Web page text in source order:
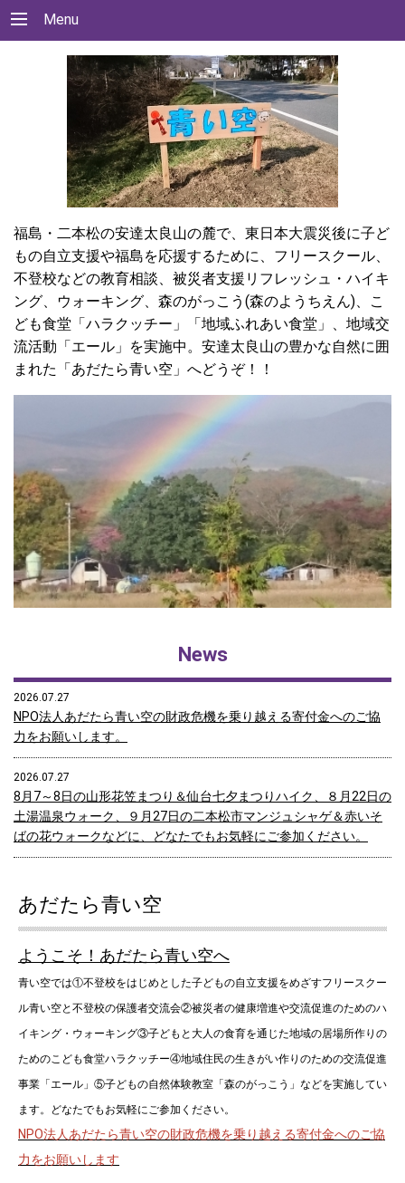
Menu
福島・二本松の安達太良山の麓で、東日本大震災後に子ど
もの自立支援や福島を応援するために、フリースクール、
不登校などの教育相談、被災者支援リフレッシュ・ハイキ
ング、ウォーキング、森のがっこう(森のようちえん)、こ
ども食堂「ハラクッチー」「地域ふれあい食堂」、地域交
流活動「エール」を実施中。安達太良山の豊かな自然に囲
まれた「あだたら青い空」へどうぞ！！
News
2026.07.27
NPO法人あだたら青い空の財政危機を乗り越える寄付金へのご協
力をお願いします。
2026.07.27
8月7～8日の山形花笠まつり＆仙台七夕まつりハイク、８月22日の
土湯温泉ウォーク、９月27日の二本松市マンジュシャゲ＆赤いそ
ばの花ウォークなどに、どなたでもお気軽にご参加ください。
こども食堂ハラクッチー・ニュース 111号 2026年8月9月号を
アップしました。どなたでもお気軽にご参加ください。
2026.07.27
青い空ニュース 161号 2026年8月9月号をアップしました。ぜ
2026.06.25
7月25～26日「尾瀬ニッコウキスゲハイク」、8月7～8日「山形花
2026.06.24
７月4日「伊達市アジサイと千年ハス ウォーク」、７月12日「ち
あだたら青い空
ようこそ！ あだたら青い空へ
青い空では①不登校をはじめとした子どもの自立支援をめざすフリースクー
ル青い空と不登校の保護者交流会②被災者の健康増進や交流促進のためのハ
イキング・ウォーキング③子どもと大人の食育を通じた地域の居場所作りの
ためのこども食堂ハラクッチー④地域住民の生きがい作りのための交流促進
事業「エール」⑤子どもの自然体験教室「森のがっこう」などを実施してい
ます。どなたでもお気軽にご参加ください。
NPO法人あだたら青い空の財政危機を乗り越える寄付金へのご協
力をお願いします